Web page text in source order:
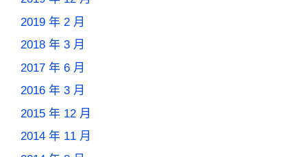
2019 年 2 月
2018 年 3 月
2017 年 6 月
2016 年 3 月
2015 年 12 月
2014 年 11 月